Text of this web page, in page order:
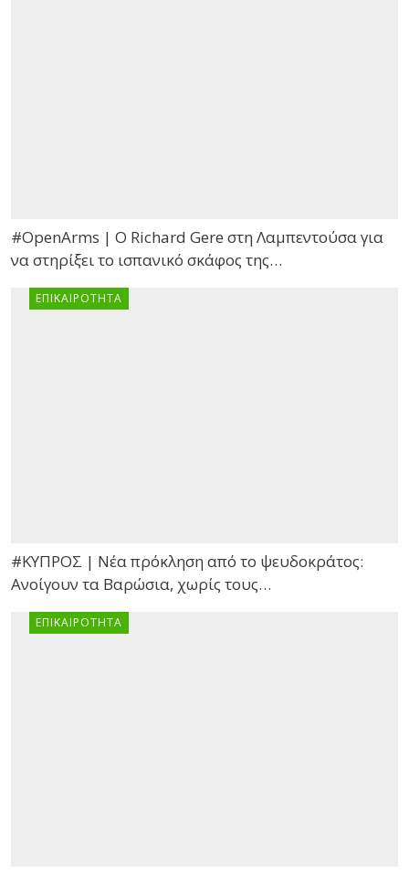
#OpenArms | Ο Richard Gere στη Λαμπεντούσα για
να στηρίξει το ισπανικό σκάφος της…
ΕΠΙΚΑΙΡΌΤΗΤΑ
#ΚΥΠΡΟΣ | Νέα πρόκληση από το ψευδοκράτος:
Ανοίγουν τα Βαρώσια, χωρίς τους…
ΕΠΙΚΑΙΡΌΤΗΤΑ